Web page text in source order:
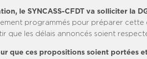
le SYNCASS-CFDT va solliciter la
programmés pour préparer cette
que les délais annoncés soient
que ces propositions soient portées